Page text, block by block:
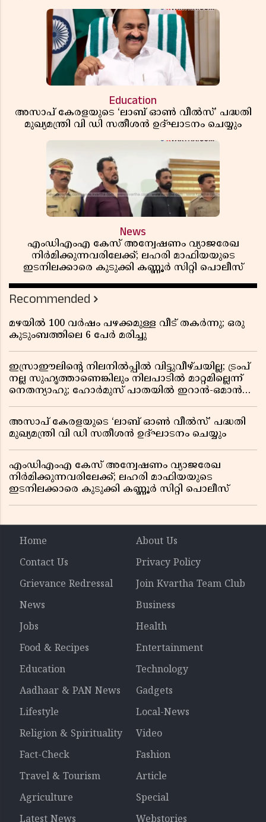
Education
അസാപ് കേരളയുടെ ‘ലാബ് ഓൺ വീൽസ്’ പദ്ധതി
മുഖ്യമന്ത്രി വി ഡി സതീശൻ ഉദ്ഘാടനം ചെയ്യും
News
എംഡിഎംഎ കേസ് അന്വേഷണം വ്യാജരേഖ
നിർമിക്കുന്നവരിലേക്ക്; ലഹരി മാഫിയയുടെ
ഇടനിലക്കാരെ കുടുക്കി കണ്ണൂർ സിറ്റി പൊലീസ്
Recommended
മഴയിൽ 100 വർഷം പഴക്കമുള്ള വീട് തകർന്നു; ഒരു
കുടുംബത്തിലെ 6 പേർ മരിച്ചു
ഇസ്രാഈലിന്റെ നിലനിൽപ്പിൽ വിട്ടുവീഴ്ചയില്ല; ട്രംപ്
നല്ല സുഹൃത്താണെങ്കിലും നിലപാടിൽ മാറ്റമില്ലെന്ന്
നെതന്യാഹു; ഹോർമുസ് പാതയിൽ ഇറാൻ-ഒമാൻ
അസാപ് കേരളയുടെ ‘ലാബ് ഓൺ വീൽസ്’ പദ്ധതി
മുഖ്യമന്ത്രി വി ഡി സതീശൻ ഉദ്ഘാടനം ചെയ്യും
എംഡിഎംഎ കേസ് അന്വേഷണം വ്യാജരേഖ
നിർമിക്കുന്നവരിലേക്ക്; ലഹരി മാഫിയയുടെ
ഇടനിലക്കാരെ കുടുക്കി കണ്ണൂർ സിറ്റി പൊലീസ്
Home
About Us
Contact Us
Privacy Policy
Grievance Redressal
Join Kvartha Team Club
News
Business
Jobs
Health
Food & Recipes
Entertainment
Education
Technology
Aadhaar & PAN News
Gadgets
Lifestyle
Local-News
Religion & Spirituality
Video
Fact-Check
Fashion
Travel & Tourism
Article
Agriculture
Special
Latest News
Webstories